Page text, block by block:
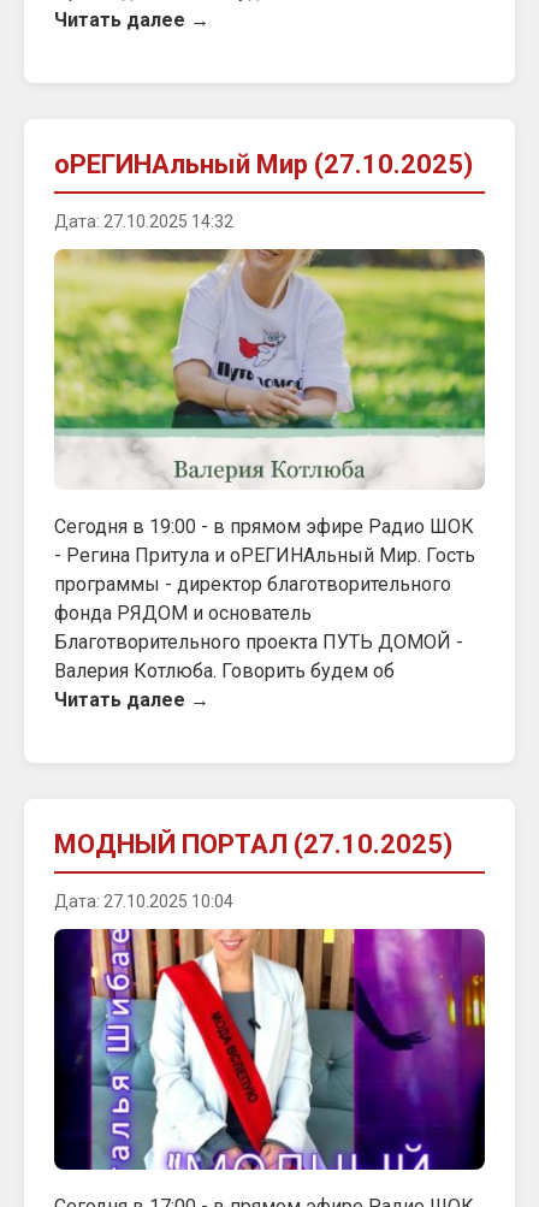
Читать далее →
оРЕГИНАльный Мир (27.10.2025)
Дата: 27.10.2025 14:32
Сегодня в 19:00 - в прямом эфире Радио ШОК
- Регина Притула и оРЕГИНАльный Мир. Гость
программы - директор благотворительного
фонда РЯДОМ и основатель
Благотворительного проекта ПУТЬ ДОМОЙ -
Валерия Котлюба. Говорить будем об
Читать далее →
МОДНЫЙ ПОРТАЛ (27.10.2025)
Дата: 27.10.2025 10:04